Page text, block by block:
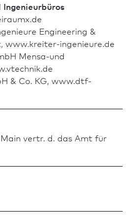
Engineering &
www.kreiter-ingenieure.de
Mensa-und
& Co. KG, www.dtf-
vertr. d. das Amt für